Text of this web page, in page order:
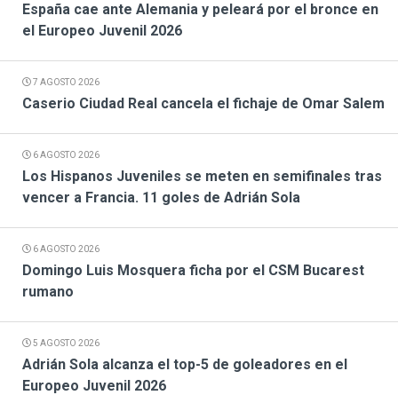
España cae ante Alemania y peleará por el bronce en
el Europeo Juvenil 2026
7 AGOSTO 2026
Caserio Ciudad Real cancela el fichaje de Omar Salem
6 AGOSTO 2026
Los Hispanos Juveniles se meten en semifinales tras
vencer a Francia. 11 goles de Adrián Sola
6 AGOSTO 2026
Domingo Luis Mosquera ficha por el CSM Bucarest
rumano
5 AGOSTO 2026
Adrián Sola alcanza el top-5 de goleadores en el
Europeo Juvenil 2026